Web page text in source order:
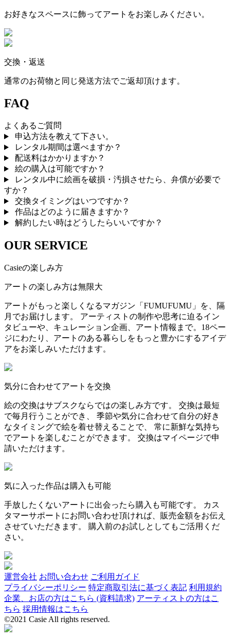
お好きなスペースに飾ってアートをお楽しみください。
交換・返送
通常のお荷物と同じ発送方法でご返却頂けます。
FAQ
よくあるご質問
申込方法を教えて下さい。
レンタル期間は選べますか？
配送料はかかりますか？
絵の購入は可能ですか？
レンタル中に絵画を破損・汚損させたら、弁償が必要で
すか？
交換タイミングはいつですか？
作品はどのように届きますか？
解約したい時はどうしたらいいですか？
OUR SERVICE
Casieの楽しみ方
アートの楽しみ方は無限大
アートがもっと楽しくなるマガジン「FUMUFUMU」を、隔
月でお届けします。 アーティストの制作や思考に迫るイン
タビューや、キュレーション企画、アート情報まで。18ペー
ジにわたり、アートのある暮らしをもっと豊かにするアイデ
アをお楽しみいただけます。
気分に合わせてアートを交換
絵の交換はサブスクならではの楽しみ方です。 交換は最短
で毎月行うことができ、 季節や気分に合わせて自分の好き
なタイミングで絵を着せ替えることで、 常に新鮮な気持ち
でアートを楽しむことができます。 交換はマイページで申
請いただけます。
気に入った作品は購入も可能
手放したくないアートに出会ったら購入も可能です。 カス
タマーサポートにお問い合わせ頂ければ、販売金額をお伝え
させていただきます。 購入前のお試しとしてもご活用くだ
さい。
運営会社 お問い合わせ ご利用ガイド
プライバシーポリシー 特定商取引法に基づく表記 利用規約
企業、お店の方はこちら (資料請求) アーティストの方はこ
ちら 採用情報はこちら
©2021 Casie All rights reserved.